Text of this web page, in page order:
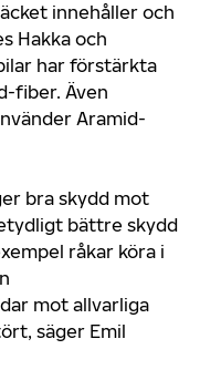
innehåller och
Hakka och
har förstärkta
fiber. Även
Aramid-
bra skydd mot
bättre skydd
råkar köra i
mot allvarliga
, säger Emil